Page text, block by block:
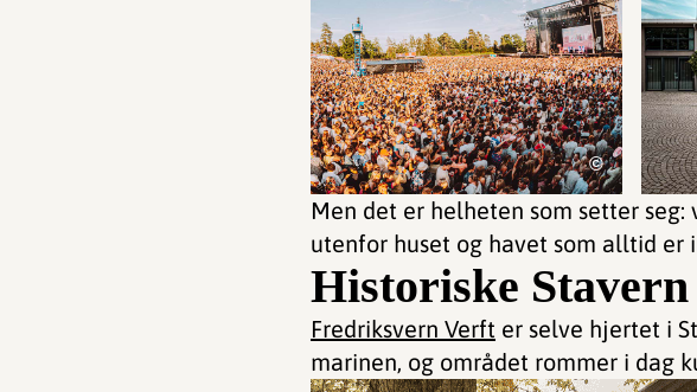
©
Men det er helheten som setter
utenfor huset og havet som alltid er
Historiske Stavern
Fredriksvern Verft er selve hjertet i
marinen, og området rommer i dag